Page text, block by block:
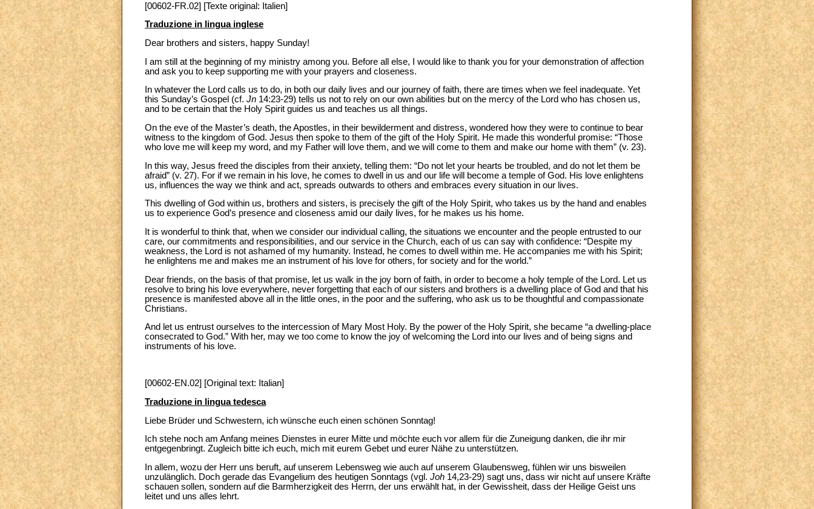
[00602-FR.02] [Texte original: Italien]
Traduzione in lingua inglese
Dear brothers and sisters, happy Sunday!
I am still at the beginning of my ministry among you. Before all else, I would like to thank you for your demonstration of affection
and ask you to keep supporting me with your prayers and closeness.
In whatever the Lord calls us to do, in both our daily lives and our journey of faith, there are times when we feel inadequate. Yet
this Sunday’s Gospel (cf. Jn 14:23-29) tells us not to rely on our own abilities but on the mercy of the Lord who has chosen us,
and to be certain that the Holy Spirit guides us and teaches us all things.
On the eve of the Master’s death, the Apostles, in their bewilderment and distress, wondered how they were to continue to bear
witness to the kingdom of God. Jesus then spoke to them of the gift of the Holy Spirit. He made this wonderful promise: “Those
who love me will keep my word, and my Father will love them, and we will come to them and make our home with them” (v. 23).
In this way, Jesus freed the disciples from their anxiety, telling them: “Do not let your hearts be troubled, and do not let them be
afraid” (v. 27). For if we remain in his love, he comes to dwell in us and our life will become a temple of God. His love enlightens
us, influences the way we think and act, spreads outwards to others and embraces every situation in our lives.
This dwelling of God within us, brothers and sisters, is precisely the gift of the Holy Spirit, who takes us by the hand and enables
us to experience God’s presence and closeness amid our daily lives, for he makes us his home.
It is wonderful to think that, when we consider our individual calling, the situations we encounter and the people entrusted to our
care, our commitments and responsibilities, and our service in the Church, each of us can say with confidence: “Despite my
weakness, the Lord is not ashamed of my humanity. Instead, he comes to dwell within me. He accompanies me with his Spirit;
he enlightens me and makes me an instrument of his love for others, for society and for the world.”
Dear friends, on the basis of that promise, let us walk in the joy born of faith, in order to become a holy temple of the Lord. Let us
resolve to bring his love everywhere, never forgetting that each of our sisters and brothers is a dwelling place of God and that his
presence is manifested above all in the little ones, in the poor and the suffering, who ask us to be thoughtful and compassionate
Christians.
And let us entrust ourselves to the intercession of Mary Most Holy. By the power of the Holy Spirit, she became “a dwelling-place
consecrated to God.” With her, may we too come to know the joy of welcoming the Lord into our lives and of being signs and
instruments of his love.
[00602-EN.02] [Original text: Italian]
Traduzione in lingua tedesca
Liebe Brüder und Schwestern, ich wünsche euch einen schönen Sonntag!
Ich stehe noch am Anfang meines Dienstes in eurer Mitte und möchte euch vor allem für die Zuneigung danken, die ihr mir
entgegenbringt. Zugleich bitte ich euch, mich mit eurem Gebet und eurer Nähe zu unterstützen.
In allem, wozu der Herr uns beruft, auf unserem Lebensweg wie auch auf unserem Glaubensweg, fühlen wir uns bisweilen
unzulänglich. Doch gerade das Evangelium des heutigen Sonntags (vgl. Joh 14,23-29) sagt uns, dass wir nicht auf unsere Kräfte
schauen sollen, sondern auf die Barmherzigkeit des Herrn, der uns erwählt hat, in der Gewissheit, dass der Heilige Geist uns
leitet und uns alles lehrt.